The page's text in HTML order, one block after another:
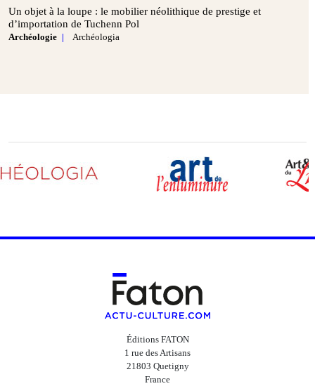
Un objet à la loupe : le mobilier néolithique de prestige et
d’importation de Tuchenn Pol
Archéologie Archéologia
Éditions FATON
1 rue des Artisans
21803 Quetigny
France